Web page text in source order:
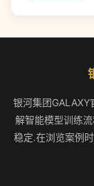
银河集团
解智能模型训练
稳定.在浏览案例